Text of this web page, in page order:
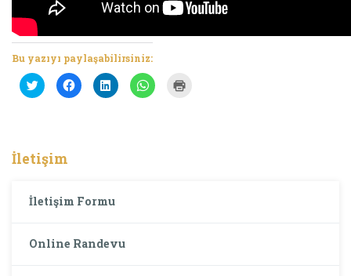
Bu yazıyı paylaşabilirsiniz:
Twitter
üzerinde
paylaşmak
Facebook'ta
paylaşmak
Linkedln
üzerinden
paylaşmak
WhatsApp'ta
paylaşmak
İletişim
İletişim Formu
Online Randevu